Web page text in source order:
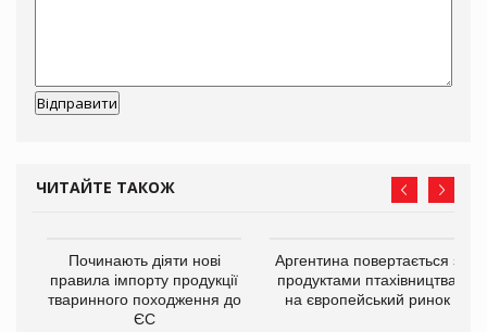
ЧИТАЙТЕ ТАКОЖ
Починають діяти нові
правила імпорту продукції
тваринного походження до
ЄС
Аргентина повертається з
продуктами птахівництва
на європейський ринок